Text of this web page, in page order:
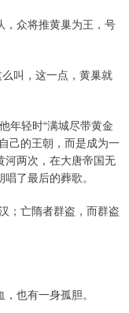
，众将推黄巢为王，号
叫，这一点，黄巢就
年轻时“满城尽带黄金
己的王朝，而是成为一
河两次，在大唐帝国无
了最后的葬歌。
；亡隋者群盗，而群盗
也有一身孤胆。